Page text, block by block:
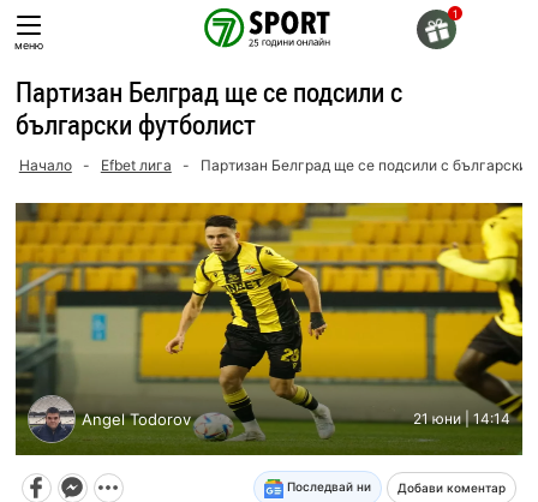
Skip
toменю
Партизан Белград ще се подсили с
български футболист
Начало - Efbet лига - Партизан Белград ще се подсили с български
Angel Todorov 21 юни | 14:14
Последвай ни Добави коментар